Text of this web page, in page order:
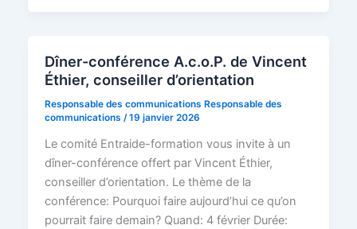
Dîner-conférence A.c.o.P. de Vincent
Éthier, conseiller d’orientation
Responsable des communications Responsable des
communications/19 janvier 2026
Le comité Entraide-formation vous invite à un
dîner-conférence offert par Vincent Éthier,
conseiller d’orientation. Le thème de la
conférence: Pourquoi faire aujourd’hui ce qu’on
pourrait faire demain? Quand: 4 février Durée: